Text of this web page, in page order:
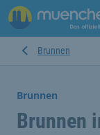
Brunnen
Brunnen
Brunnen